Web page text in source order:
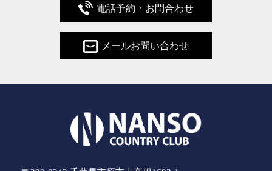
電話予約・お問合わせ
メールお問い合わせ